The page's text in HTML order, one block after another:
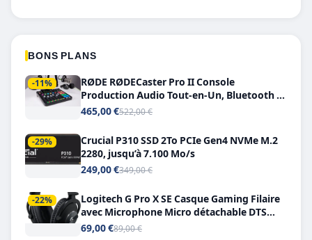
BONS PLANS
-11%
RØDE RØDECaster Pro II Console
Production Audio Tout-en-Un, Bluetooth et
Double USB-C
465,00 €522,00 €
-29%
Crucial P310 SSD 2To PCIe Gen4 NVMe M.2
2280, jusqu’à 7.100 Mo/s
249,00 €349,00 €
-22%
Logitech G Pro X SE Casque Gaming Filaire
avec Microphone Micro détachable DTS
Headphone X 7.1
69,00 €89,00 €